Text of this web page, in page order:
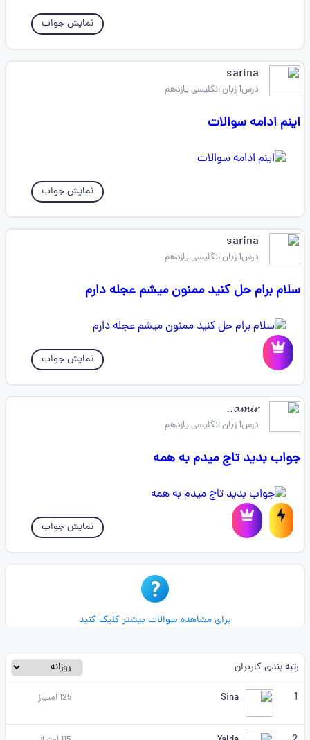
نمایش جواب
sarina
درس1 زبان انگلیسی یازدهم
اینم ادامه سوالات
نمایش جواب
sarina
درس1 زبان انگلیسی یازدهم
سلام برام حل کنید ممنون میشم عجله دارم
نمایش جواب
𝓪𝓶𝓲𝓻..
درس1 زبان انگلیسی یازدهم
جواب بدید تاج میدم به همه
نمایش جواب
برای مشاهده سوالات بیشتر کلیک کنید
رتبه بندی کاربران
1
Sina
125امتیاز